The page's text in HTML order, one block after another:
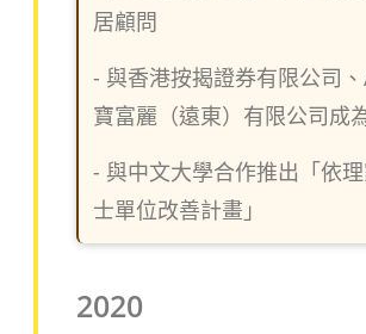
居顧問
- 與香港按揭證券有限公司
寶富麗（遠東）有限公司成
- 與中文大學合作推出「依
士單位改善計畫」
2020